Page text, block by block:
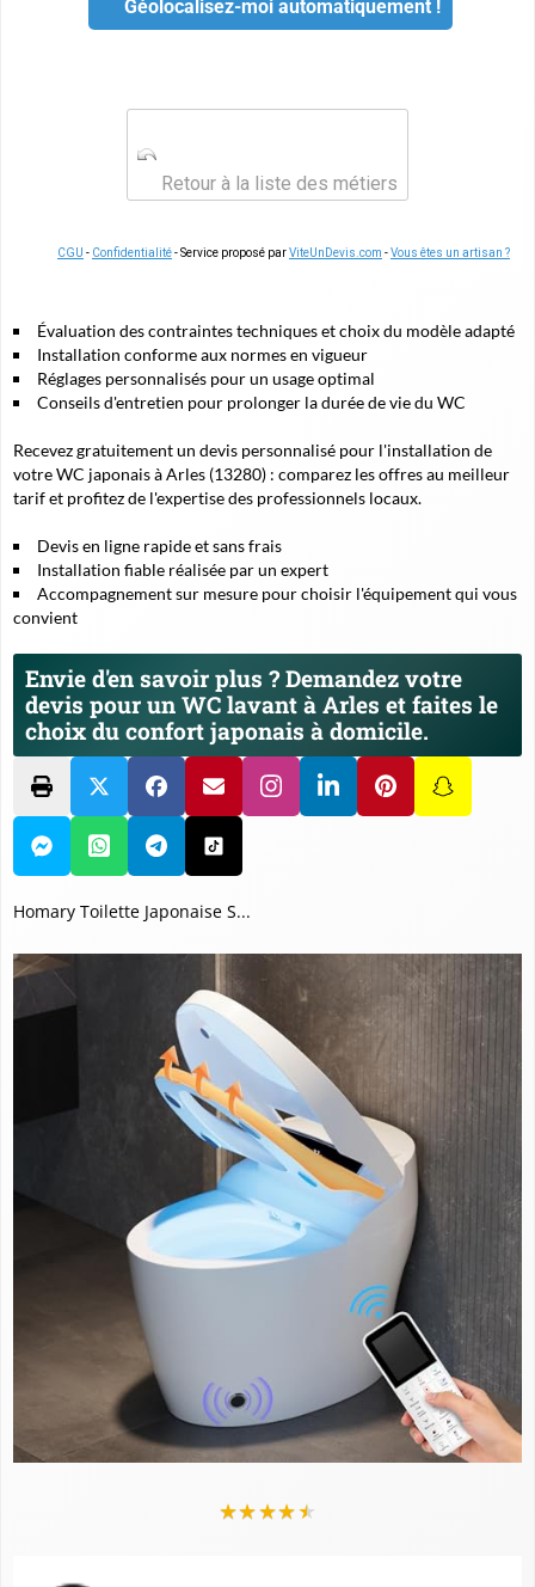
Géolocalisez-moi automatiquement !
Retour à la liste des métiers
CGU - Confidentialité- Service proposé parViteUnDevis.com -Vous êtes un artisan ?
Évaluation des contraintes techniques et choix du modèle adapté
Installation conforme aux normes en vigueur
Réglages personnalisés pour un usage optimal
Conseils d'entretien pour prolonger la durée de vie du WC
Recevez gratuitement un devis personnalisé pour l'installation de
votre WC japonais à Arles (13280) : comparez les offres au meilleur
tarif et profitez de l'expertise des professionnels locaux.
Devis en ligne rapide et sans frais
Installation fiable réalisée par un expert
Accompagnement sur mesure pour choisir l'équipement qui vous
convient
Envie d'en savoir plus ? Demandez votre
devis pour un WC lavant à Arles et faites le
choix du confort japonais à domicile.
Homary Toilette Japonaise S...
★★★★★